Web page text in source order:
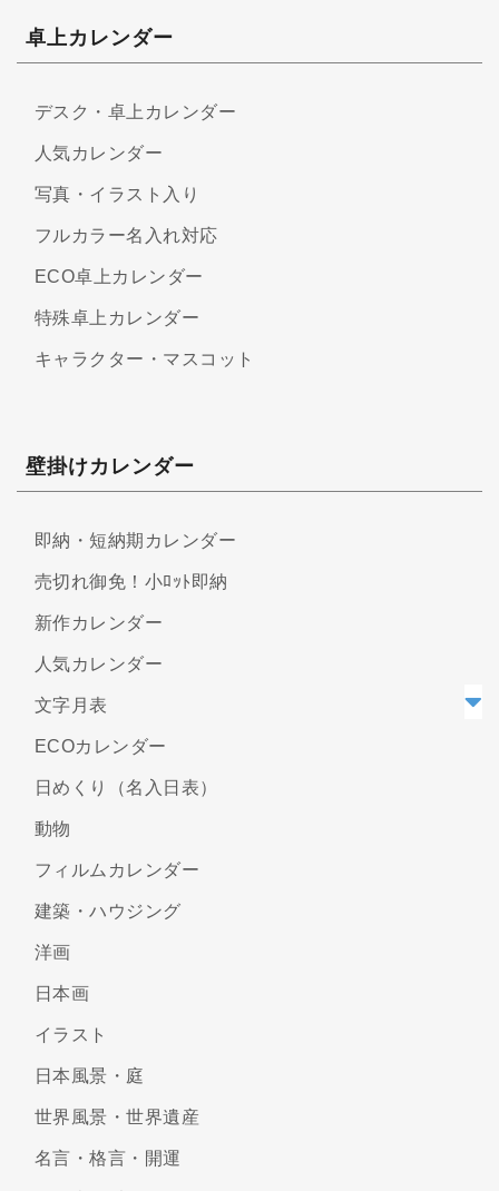
卓上カレンダー
デスク・卓上カレンダー
人気カレンダー
写真・イラスト入り
フルカラー名入れ対応
ECO卓上カレンダー
特殊卓上カレンダー
キャラクター・マスコット
壁掛けカレンダー
即納・短納期カレンダー
売切れ御免！小ﾛｯﾄ即納
新作カレンダー
人気カレンダー
文字月表
ECOカレンダー
日めくり（名入日表）
動物
フィルムカレンダー
建築・ハウジング
洋画
日本画
イラスト
日本風景・庭
世界風景・世界遺産
名言・格言・開運